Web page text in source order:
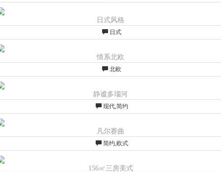
日式风格
日式
情系北欧
北欧
静谧多瑙河
现代,简约
凡尔赛曲
简约,欧式
156㎡三房美式